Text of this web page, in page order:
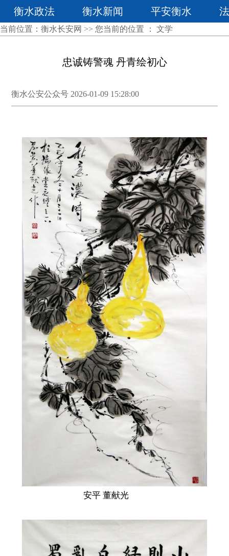
衡水政法 衡水新闻 平安衡水
当前位置： 衡水长安网 >> 您当前的位置 ： 文学
忠诚铸警魂 丹青绘初心
衡水公安公众号 2026-01-09 15:28:00
安平 董献光